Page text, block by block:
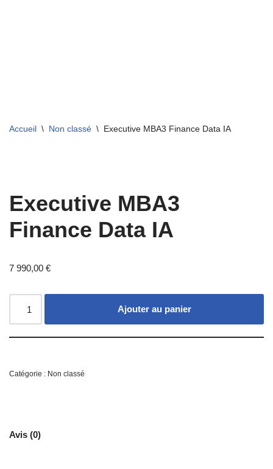
Accueil \ Non classé \ Executive MBA3 Finance Data IA
Executive MBA3
Finance Data IA
7 990,00 €
Ajouter au panier
Catégorie : Non classé
Avis (0)